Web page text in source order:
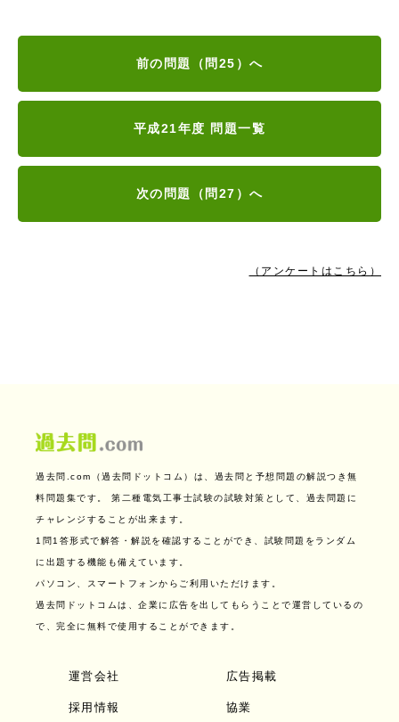
前の問題（問25）へ
平成21年度 問題一覧
次の問題（問27）へ
（アンケートはこちら）
過去問.com（過去問ドットコム）は、過去問と予想問題の解説つき無
料問題集です。 第二種電気工事士試験の試験対策として、過去問題に
チャレンジすることが出来ます。
1問1答形式で解答・解説を確認することができ、試験問題をランダム
に出題する機能も備えています。
パソコン、スマートフォンからご利用いただけます。
過去問ドットコムは、企業に広告を出してもらうことで運営しているの
で、完全に無料で使用することができます。
運営会社 広告掲載
採用情報 協業